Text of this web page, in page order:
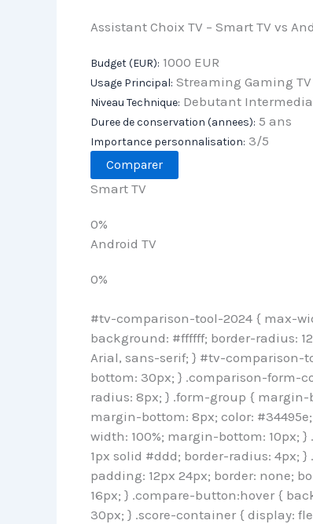
Assistant Choix TV – Smart TV vs
Budget (EUR): 1000 EUR
Usage Principal: Streaming Gaming
Niveau Technique: Debutant
Duree de conservation (annees): 5 ans
Importance personnalisation: 3/5
Comparer
Smart TV
0%
Android TV
0%
#tv-comparison-tool-2024 { max-
background: #ffffff; border-radius:
Arial, sans-serif; } #tv-comparison-
bottom: 30px; } .comparison-form-
radius: 8px; } .form-group {
margin-bottom: 8px; color:
width: 100%; margin-bottom: 10px;
1px solid #ddd; border-radius: 4px;
padding: 12px 24px; border: none;
16px; } .compare-button:hover {
30px; } .score-container { display: